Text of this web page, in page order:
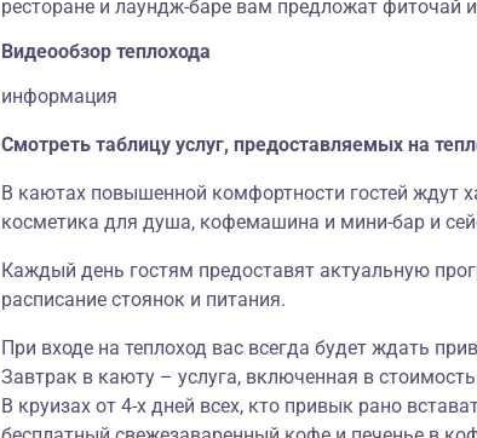
ресторане и лаундж-баре вам предложат фиточай
Видеообзор теплохода
информация
Смотреть таблицу услуг, предоставляемых на
В каютах повышенной комфортности гостей ждут
косметика для душа, кофемашина и мини-бар и
Каждый день гостям предоставят актуальную
расписание стоянок и питания.
При входе на теплоход вас всегда будет ждать
Завтрак в каюту – услуга, включенная в
В круизах от 4-х дней всех, кто привык рано